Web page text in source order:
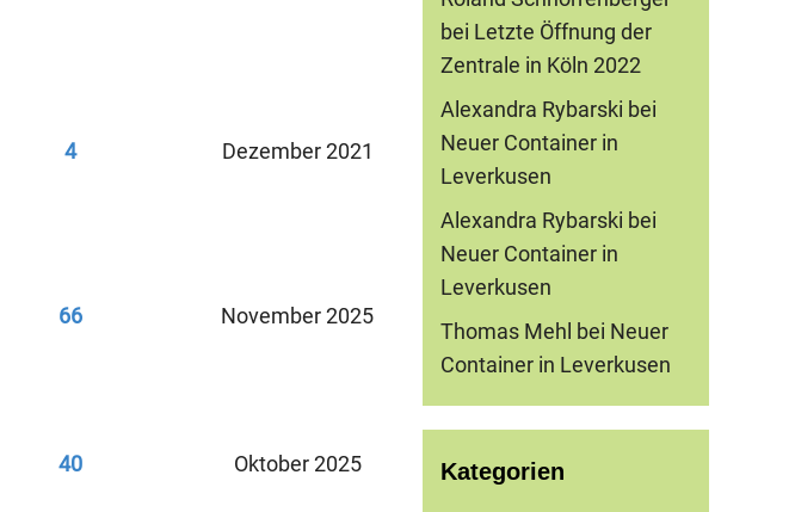
4 Dezember 2021
66 November 2025
40 Oktober 2025
bei Letzte Öffnung der
Zentrale in Köln 2022
Alexandra Rybarski bei
Neuer Container in
Leverkusen
Alexandra Rybarski bei
Neuer Container in
Leverkusen
Thomas Mehl bei Neuer
Container in Leverkusen
Kategorien